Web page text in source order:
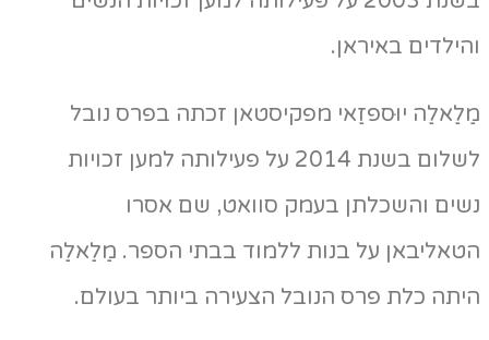
באיראן.
יוּספזַאי מפקיסטאן זכתה בפרס נובל
לשלום בשנת 2014 על פעילותה למען זכויות
והשכלתן בעמק סוואט, שם אסרו
על בנות ללמוד בבתי הספר. מַלַאלַה
כלת פרס הנובל הצעירה ביותר בעולם.